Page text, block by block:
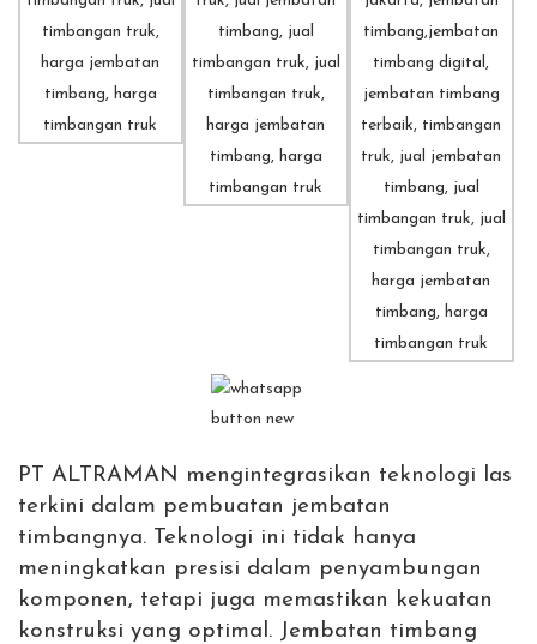
PT ALTRAMAN mengintegrasikan teknologi las
terkini dalam pembuatan jembatan
timbangnya. Teknologi ini tidak hanya
meningkatkan presisi dalam penyambungan
komponen, tetapi juga memastikan kekuatan
konstruksi yang optimal. Jembatan timbang